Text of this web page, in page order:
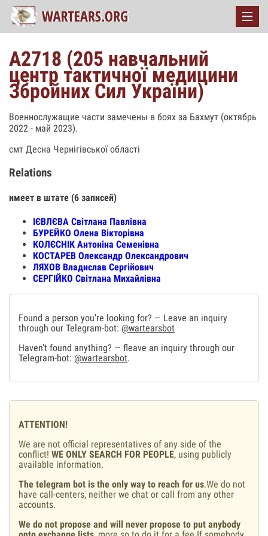
А2718 (205 навчальний
центр тактичної медицини
Збройних Сил України)
Военнослужащие части замечены в боях за Бахмут (октябрь
2022 - май 2023).
смт Десна Чернігівської області
Relations
имеет в штате (6 записей)
ІЄВЛЄВА Світлана Павлівна
БУРЕЙКО Олена Вікторівна
КОЛЄСНІК Антоніна Семенівна
КОСТАРЕВ Олександр Олександрович
ЛЯХОВ Владислав Сергійович
СЕРГІЙКО Світлана Михайлівна
Found a person you're looking for? — Leave an inquiry
through our Telegram-bot: @wartearsbot
Haven't found anything? — fleave an inquiry through our
Telegram-bot: @wartearsbot.
ATTENTION!
We are not official representatives of any side of the
conflict! WE ONLY SEARCH FOR PEOPLE, using publicly
available information.
The telegram bot is the only way to reach for us.We do not
have call-centers, neither we chat or call from any other
accounts.
We do not propose and will never propose to put anybody